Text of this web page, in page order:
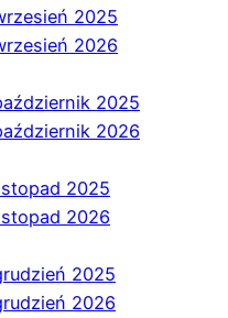
2025
2026
2025
2026
2025
2026
2025
2026